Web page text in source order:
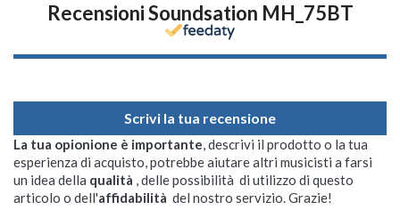
Recensioni Soundsation MH_75BT
Scrivi la tua recensione
La tua opionione è importante, descrivi il prodotto o la tua
esperienza di acquisto, potrebbe aiutare altri musicisti a farsi
un idea della qualità , delle possibilità di utilizzo di questo
articolo o dell'affidabilità del nostro servizio. Grazie!